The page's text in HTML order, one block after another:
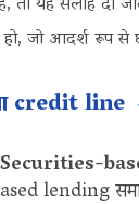
जो आदर्श रूप
credit
(Securities-
lending